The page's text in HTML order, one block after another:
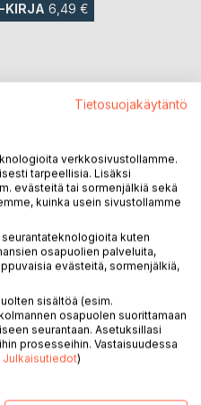
KIRJA 6,49 €
Tietosuojakäytäntö
verkkosivustollamme.
tarpeellisia. Lisäksi
evästeitä tai sormenjälkiä sekä
kuinka usein sivustollamme
kuten
osapuolien palveluita,
evästeitä, sormenjälkiä,
sisältöä (esim.
osapuolen suorittamaan
seurantaan. Asetuksillasi
prosesseihin. Vastaisuudessa
Julkaisutiedot)